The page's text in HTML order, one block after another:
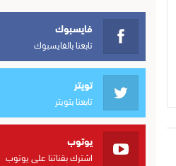
فايسبوك
تابعنا بالفايسبوك
تويتر
تابعنا بتويتر
يوتوب
اشترك بقناتنا على يوتوب